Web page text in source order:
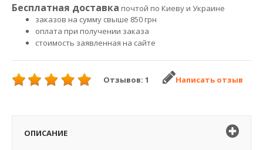
Бесплатная доставка почтой по Киеву и Украине
заказов на сумму свыше 850 грн
оплата при получении заказа
стоимость заявленная на сайте
Отзывов: 1 Написать отзыв
ОПИСАНИЕ